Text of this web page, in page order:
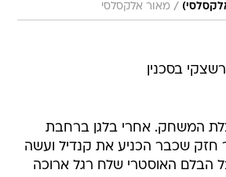
/ מאור אלקסלסי
בסכנין
המשחק. אחרי בלגן ברחבת
חזק שכבר הכניע את קנדיל ועשה
הבלם האוסטרי שלח רגל ארוכה